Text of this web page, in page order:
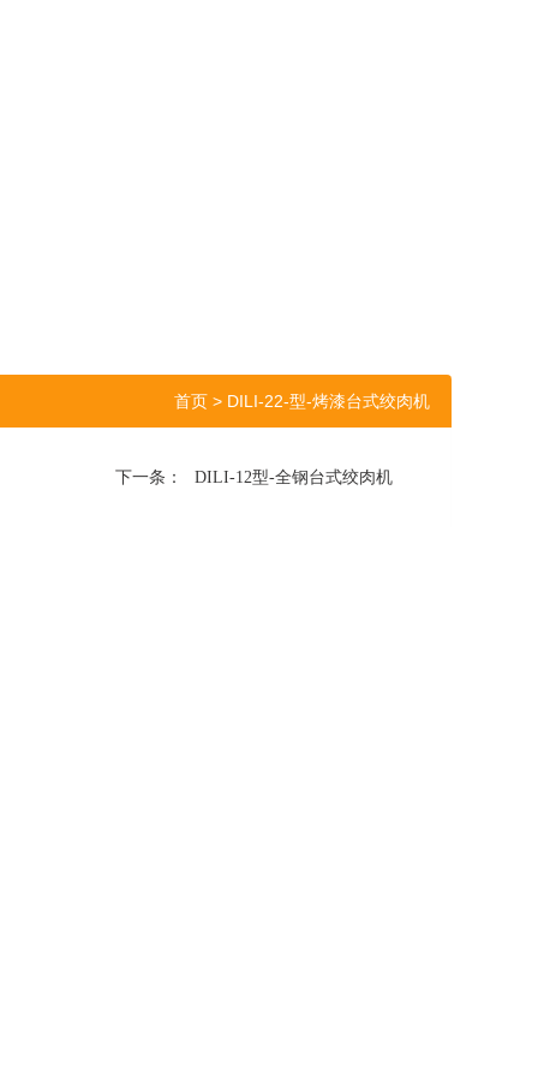
首页 > DILI-22-型-烤漆台式绞肉机
DILI-12型-全钢台式绞肉机
下一条：